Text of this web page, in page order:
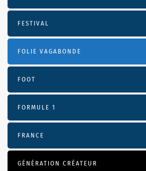
FESTIVAL
FOLIE VAGABONDE
FOOT
FORMULE 1
FRANCE
GÉNÉRATION CRÉATEUR